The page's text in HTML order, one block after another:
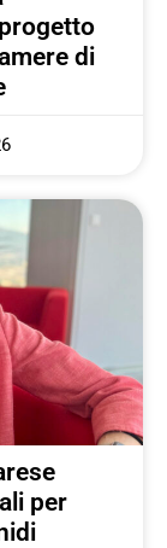
di
per